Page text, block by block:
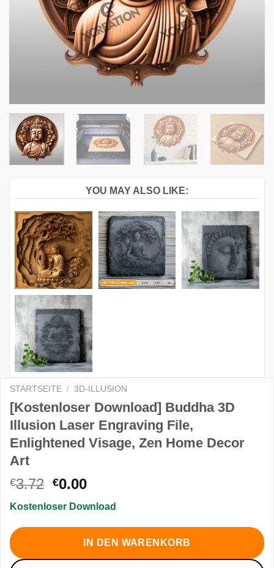
YOU MAY ALSO LIKE:
STARTSEITE / 3D-ILLUSION
[Kostenloser Download] Buddha 3D
Illusion Laser Engraving File,
Enlightened Visage, Zen Home Decor
Art
€3.72 Ursprünglicher
war:
€3.72
€0.00Aktueller
ist:
€0.00.
Kostenloser Download
IN DEN WARENKORB